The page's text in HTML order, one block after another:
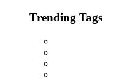
Trending Tags